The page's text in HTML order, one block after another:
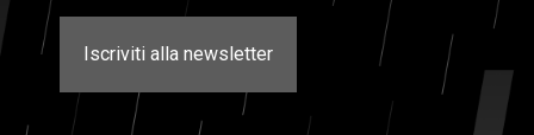
Iscriviti alla newsletter